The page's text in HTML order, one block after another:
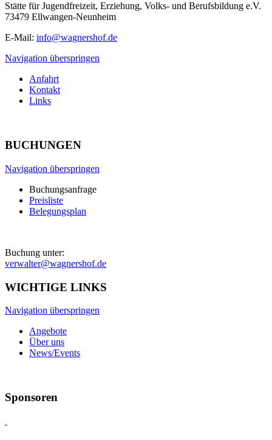
Stätte für Jugendfreizeit, Erziehung, Volks- und Berufsbildung e.V.
73479 Ellwangen-Neunheim
E-Mail: info@wagnershof.de
Navigation überspringen
Anfahrt
Kontakt
Links
BUCHUNGEN
Navigation überspringen
Buchungsanfrage
Preisliste
Belegungsplan
Buchung unter:
verwalter@wagnershof.de
WICHTIGE LINKS
Navigation überspringen
Angebote
Über uns
News/Events
Sponsoren